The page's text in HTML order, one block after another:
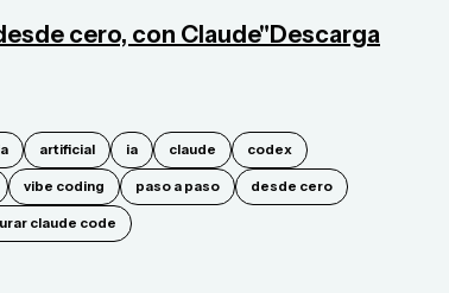
cero, con Claude"Descarga
artificial ia claude codex
vibe coding paso a paso desde cero
claude code